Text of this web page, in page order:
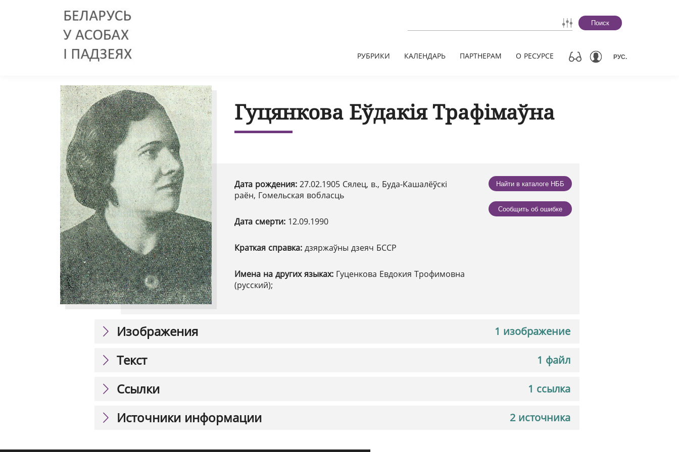
Поиск
РУБРИКИ КАЛЕНДАРЬ ПАРТНЕРАМ О РЕСУРСЕ РУС.
Гуцянкова Еўдакія Трафімаўна
Дата рождения: 27.02.1905 Сялец, в., Буда-Кашалёўскі
раён, Гомельская вобласць
Дата смерти: 12.09.1990
Краткая справка: дзяржаўны дзеяч БССР
Имена на других языках: Гуценкова Евдокия Трофимовна
(русский);
Найти в каталоге НББ
Сообщить об ошибке
1 изображение
Изображения
1 файл
Текст
1 ссылка
Ссылки
2 источника
Источники информации